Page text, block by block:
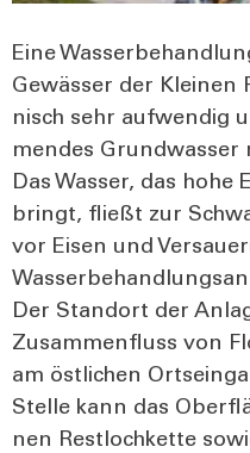
Eine
Gewäs­ser der Klei­nen
nisch sehr auf­wen­dig
men­des
Das Was­ser, das hohe
bringt, fließt zur
vor Eisen und
Der Stand­ort der
Zusam­men­fluss von
am öst­li­chen
Stel­le kann das
nen Rest­loch­ket­te